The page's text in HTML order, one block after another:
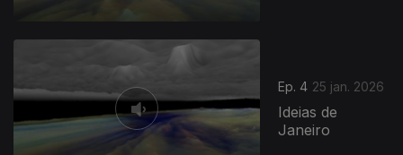
Ep. 4 25 jan. 2026
Ideias de
Janeiro